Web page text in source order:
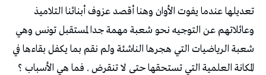
تعديلها عندما يفوت الأوان وهنا أقصد عزوف أبنائنا التلاميذ
وعائلاتهم عن التوجيه نحو شعبة مهمة جدا لمستقبل تونس وهي
شعبة الرياضيات التي هجرها الناشئة ولم نقم بما يكفل بقاءها في
المكانة العلمية التي تستحقها حتى لا تنقرض . فما هي الأسباب ؟